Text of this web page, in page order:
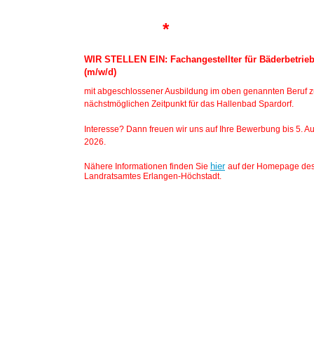
*
WIR STELLEN EIN: Fachangestellter für
(m/w/d)
mit abgeschlossener Ausbildung im oben genannten Beruf
nächstmöglichen Zeitpunkt für das Hallenbad Spardorf.
Interesse? Dann freuen wir uns auf Ihre Bewerbung bis 5.
2026.
Nähere Informationen finden Sie hier auf der Homepage
Landratsamtes Erlangen-Höchstadt.